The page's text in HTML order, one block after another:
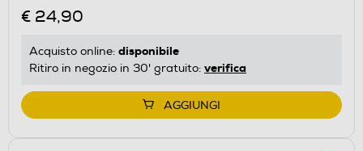
€ 24,90
Acquisto online: disponibile
Ritiro in negozio in 30' gratuito: verifica
AGGIUNGI